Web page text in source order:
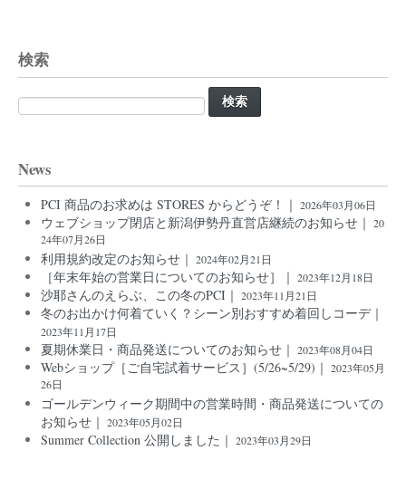
検索
検
索:
News
PCI 商品のお求めは STORES からどうぞ！｜ 2026年03月06日
ウェブショップ閉店と新潟伊勢丹直営店継続のお知らせ｜ 20
24年07月26日
利用規約改定のお知らせ｜ 2024年02月21日
［年末年始の営業日についてのお知らせ］｜ 2023年12月18日
沙耶さんのえらぶ、この冬のPCI｜ 2023年11月21日
冬のお出かけ何着ていく？シーン別おすすめ着回しコーデ｜
2023年11月17日
夏期休業日・商品発送についてのお知らせ｜ 2023年08月04日
Webショップ［ご自宅試着サービス］(5/26~5/29)｜ 2023年05月
26日
ゴールデンウィーク期間中の営業時間・商品発送についての
お知らせ｜ 2023年05月02日
Summer Collection 公開しました｜ 2023年03月29日